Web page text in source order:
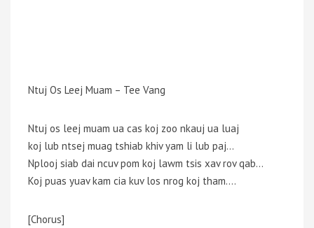
Ntuj Os Leej Muam – Tee Vang
Ntuj os leej muam ua cas koj zoo nkauj ua luaj
koj lub ntsej muag tshiab khiv yam li lub paj…
Nplooj siab dai ncuv pom koj lawm tsis xav rov qab…
Koj puas yuav kam cia kuv los nrog koj tham….
[Chorus]